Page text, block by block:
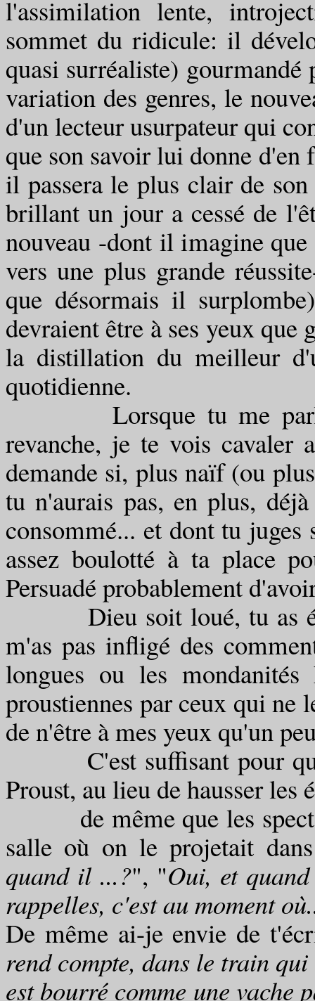
l'assimilation lente,
sommet du ridicule: il
quasi surréaliste)
variation des genres, le
d'un lecteur usurpateur qui
que son savoir lui donne
il passera le plus clair de
brillant un jour a cessé de
nouveau -dont il imagine
vers une plus grande
que désormais il
devraient être à ses yeux que
la distillation du meilleur
quotidienne.
Lorsque tu me parles
revanche, je te vois
demande si, plus naïf (ou
tu n'aurais pas, en plus,
consommé... et dont tu
assez boulotté à ta place
Persuadé probablement
Dieu soit loué, tu as été
m'as pas infligé des
longues ou les mondanités
proustiennes par ceux qui ne
de n'être à mes yeux qu'un
C'est suffisant pour que
Proust, au lieu de hausser
de même que les
salle où on le projetait
quand il ...?", "Oui, et
rappelles, c'est au moment
De même ai-je envie de
rend compte, dans le train
est bourré comme une vache